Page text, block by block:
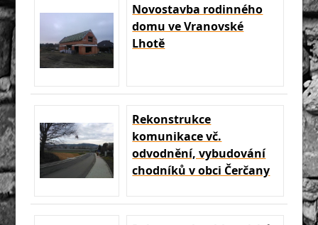
Novostavba rodinného
domu ve Vranovské
Lhotě
Rekonstrukce
komunikace vč.
odvodnění, vybudování
chodníků v obci Čerčany